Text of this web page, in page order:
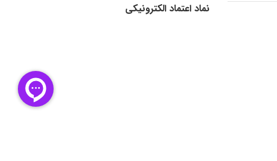
نماد اعتماد الکترونیکی